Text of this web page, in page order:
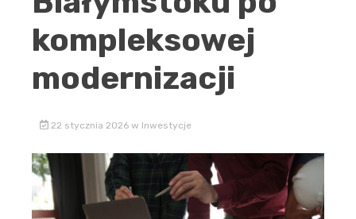
kompleksowej
modernizacji
22 stycznia 2026 w Inwestycje